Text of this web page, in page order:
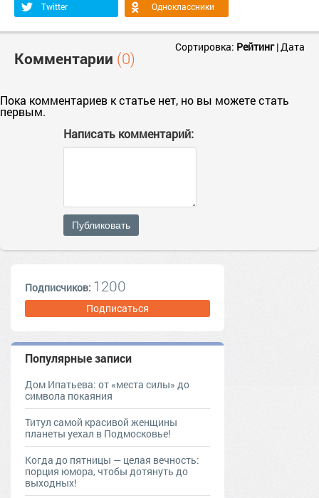
Twitter
Одноклассники
Комментарии (0)
Сортировка: Рейтинг|Дата
Пока комментариев к статье нет, но вы можете стать
первым.
Написать комментарий:
Публиковать
Подписчиков: 1200
Подписаться
Популярные записи
Дом Ипатьева: от «места силы» до
символа покаяния
Титул самой красивой женщины
планеты уехал в Подмосковье!
Когда до пятницы — целая вечность:
порция юмора, чтобы дотянуть до
выходных!